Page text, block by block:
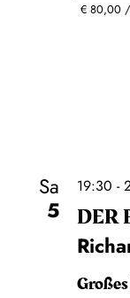
€80,00
Sa
5
19:30 -
DER